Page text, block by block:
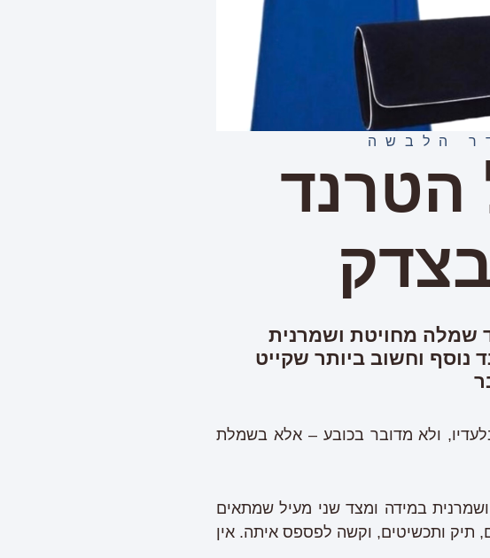
הלבשה
הטרנד
שמלה מחויטת ושמרנית
נוסף וחשוב ביותר שקייט
ולא מדובר בכובע – אלא בשמלת
במידה ומצד שני מעיל שמתאים
תיק ותכשיטים, וקשה לפספס איתה. אין